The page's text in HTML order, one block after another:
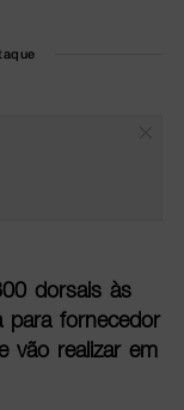
dorsais às
para fornecedor
vão realizar em